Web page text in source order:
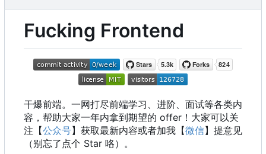
Fucking Frontend
干爆前端。一网打尽前端学习、进阶、面试等各类内
容，帮助大家一年内拿到期望的 offer ！ 大家可以关
注【公众号】获取最新内容或者加我【微信】提意见
（别忘了点个 Star 咯）。